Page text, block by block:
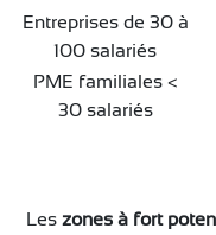
Entreprises de 30 à
100 salariés
PME familiales <
30 salariés
Les zones à fort